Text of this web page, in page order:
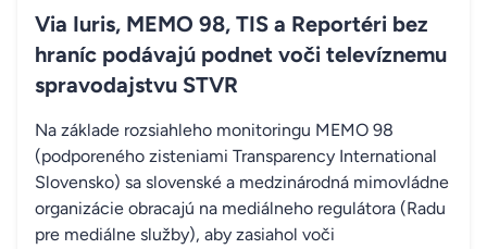
Via Iuris, MEMO 98, TIS a Reportéri bez
hraníc podávajú podnet voči televíznemu
spravodajstvu STVR
Na základe rozsiahleho monitoringu MEMO 98
(podporeného zisteniami Transparency International
Slovensko) sa slovenské a medzinárodná mimovládne
organizácie obracajú na mediálneho regulátora (Radu
pre mediálne služby), aby zasiahol voči